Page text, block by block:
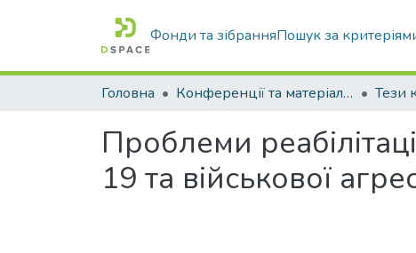
Фонди та зібранняПошук за
Головна Конференції та матеріали конференцій Тези
Проблеми
19 та військової